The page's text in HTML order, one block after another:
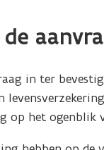
in ter
op het ogenblik